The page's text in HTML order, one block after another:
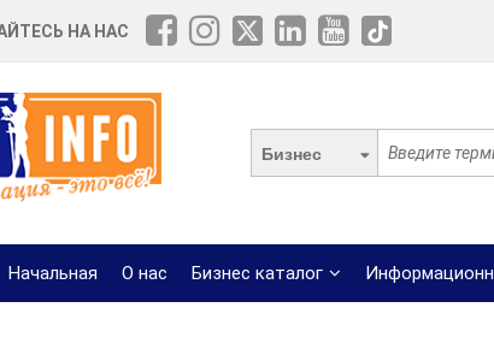
НА НАС
Бизнес
Начальная О нас Бизнес каталог